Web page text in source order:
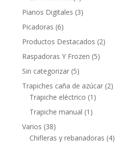
Pianos Digitales (3)
Picadoras (6)
Productos Destacados (2)
Raspadoras Y Frozen (5)
Sin categorizar (5)
Trapiches caña de azúcar (2)
Trapiche eléctrico (1)
Trapiche manual (1)
Varios (38)
Chifleras y rebanadoras (4)